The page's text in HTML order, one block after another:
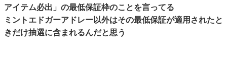
アイテム必出」の最低保証枠のことを言ってる
ミントエドガーアドレー以外はその最低保証が適用されたと
きだけ抽選に含まれるんだと思う